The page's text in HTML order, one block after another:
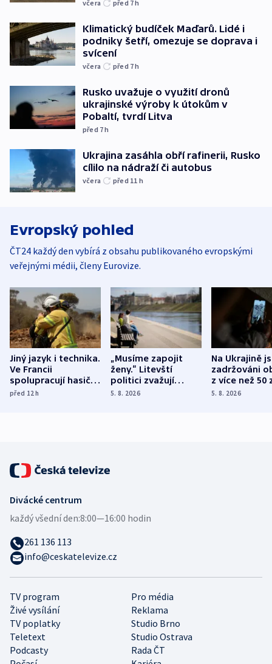
včera před 7h
Klimatický budíček Maďarů. Lidé i
podniky šetří, omezuje se doprava i
svícení
včera před 7h
Rusko uvažuje o využití dronů
ukrajinské výroby k útokům v
Pobaltí, tvrdí Litva
před 7h
Ukrajina zasáhla obří rafinerii, Rusko
cílilo na nádraží či autobus
včera před 11 h
Evropský pohled
ČT24 každý den vybírá z obsahu publikovaného evropskými
veřejnými médii, členy Eurovize.
Jiný jazyk i technika.
Ve Francii
spolupracují hasiči z
různých zemí
před 12h
„Musíme zapojit
ženy.“ Litevští
politici zvažují
dohodu o
5. 8. 2026
Na Ukrajině
zadržováni
z více než 50
Bojovali na
5. 8. 2026
TV program
Pro média
Živé vysílání
Reklama
TV poplatky
Studio Brno
Teletext
Studio Ostrava
Podcasty
Rada ČT
Divácké centrum
každý všední den:8:00—16:00 hodin
261 136 113
info@ceskatelevize.cz